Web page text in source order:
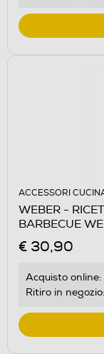
ACCESSORI
WEBER -
BARBECUE
€ 30,90
Acquisto online:
Ritiro in negozio: